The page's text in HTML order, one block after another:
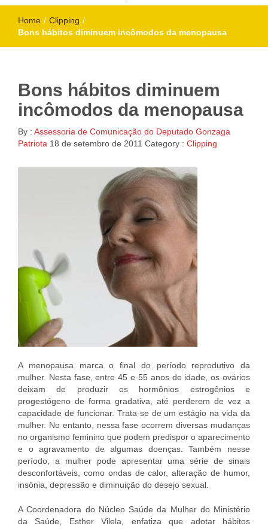
Home / Clipping /
Bons hábitos diminuem incômodos da menopausa
Bons hábitos diminuem
incômodos da menopausa
By : Assessoria de Comunicação do Deputado Gonzaga
Patriota 18 de setembro de 2011 Category : Clipping
A menopausa marca o final do período reprodutivo da
mulher. Nesta fase, entre 45 e 55 anos de idade, os ovários
deixam de produzir os hormônios estrogênios e
progestógeno de forma gradativa, até perderem de vez a
capacidade de funcionar. Trata-se de um estágio na vida da
mulher. No entanto, nessa fase ocorrem diversas mudanças
no organismo feminino que podem predispor o aparecimento
e o agravamento de algumas doenças. Também nesse
período, a mulher pode apresentar uma série de sinais
desconfortáveis, como ondas de calor, alteração de humor,
insônia, depressão e diminuição do desejo sexual.
A Coordenadora do Núcleo Saúde da Mulher do Ministério
da Saúde, Esther Vilela, enfatiza que adotar hábitos